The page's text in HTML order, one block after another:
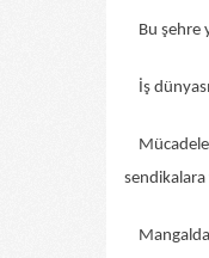
Bu şehre
İş
sendikalara
Mangalda